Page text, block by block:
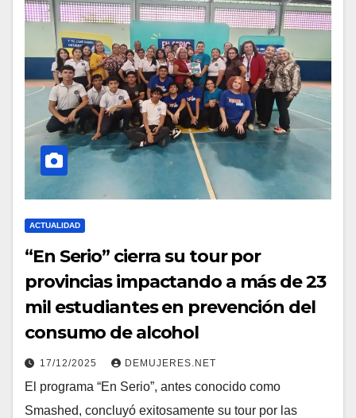
ACTUALIDAD
“En Serio” cierra su tour por
provincias impactando a más de 23
mil estudiantes en prevención del
consumo de alcohol
17/12/2025 DEMUJERES.NET
El programa “En Serio”, antes conocido como
Smashed, concluyó exitosamente su tour por las